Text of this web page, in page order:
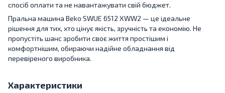
спосіб оплати та не навантажувати свій бюджет.
Пральна машина Beko SWUE 6512 XWW2 — це ідеальне
рішення для тих, хто цінує якість, зручність та економію. Не
пропустіть шанс зробити своє життя простішим і
комфортнішим, обираючи надійне обладнання від
перевіреного виробника.
Характеристики